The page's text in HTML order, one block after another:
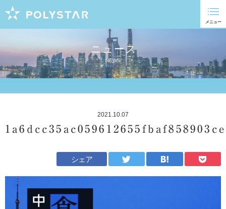
ニュース
NEWS
2021.10.07
シェア